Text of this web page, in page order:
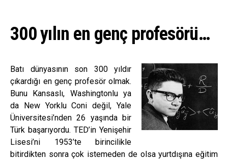
300 yılın en genç profesörü…
Batı dünyasının son 300 yıldır
çıkardığı en genç profesör olmak.
Bunu Kansaslı, Washingtonlu ya
da New Yorklu Coni değil, Yale
Üniversitesi’nden 26 yaşında bir
Türk başarıyordu. TED’in Yenişehir
Lisesi’ni 1953’te birincilikle
bitirdikten sonra çok istemeden de olsa yurtdışına eğitim